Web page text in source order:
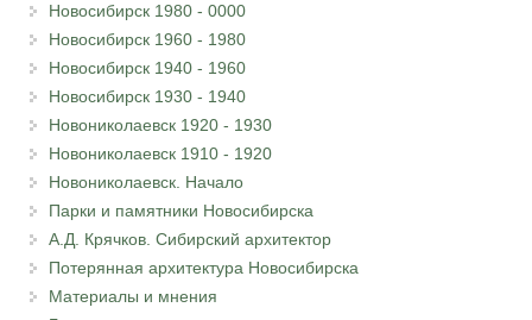
Новосибирск 1980 - 0000
Новосибирск 1960 - 1980
Новосибирск 1940 - 1960
Новосибирск 1930 - 1940
Новониколаевск 1920 - 1930
Новониколаевск 1910 - 1920
Новониколаевск. Начало
Парки и памятники Новосибирска
А.Д. Крячков. Сибирский архитектор
Потерянная архитектура Новосибирска
Материалы и мнения